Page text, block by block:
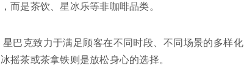
而是茶饮、星冰乐等非咖啡品类。
巴克致力于满足顾客在不同时段、不同场景的多样化
摇茶或茶拿铁则是放松身心的选择。